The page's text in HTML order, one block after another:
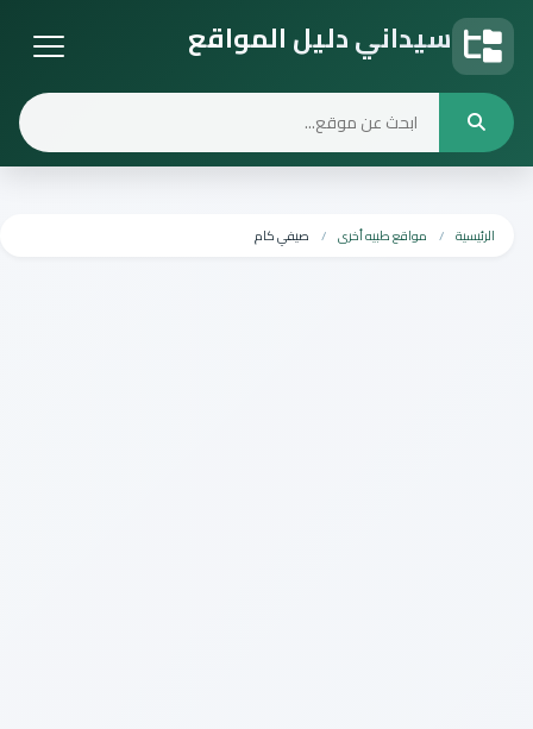
سيداني دليل المواقع
الرئيسية مواقع طبيه أخرى صيفي كام